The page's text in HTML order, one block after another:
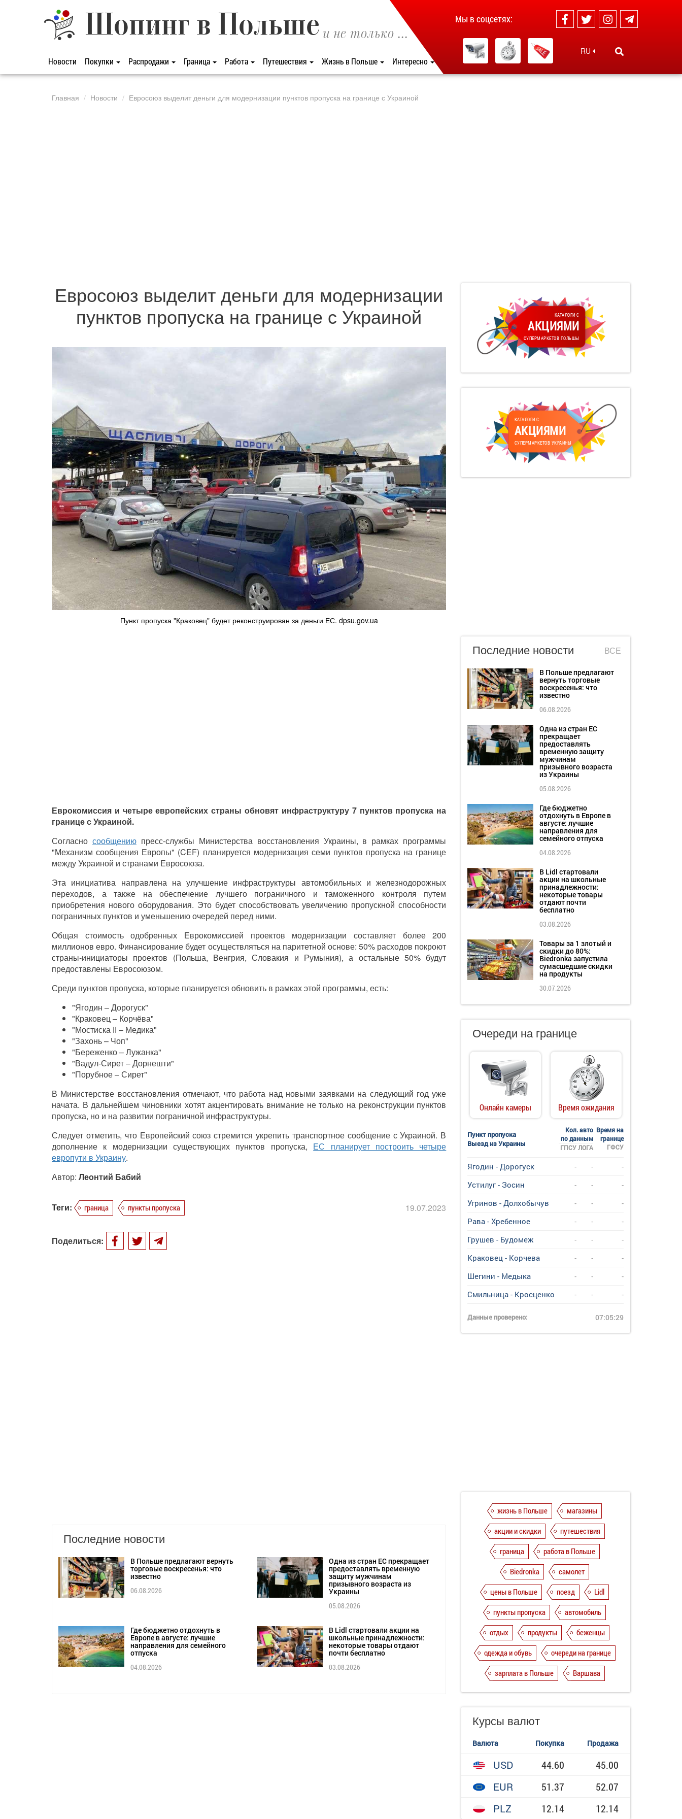
Шопинг в Польше и не только ...
Новости Покупки Распродажи Граница Работа Путешествия Жизнь в Польше Интересно
Мы в соцсетях:
RU
Главная Новости Евросоюз выделит деньги для модернизации пунктов пропуска на границе с Украиной
Евросоюз выделит деньги для модернизации
пунктов пропуска на границе с Украиной
Пункт пропуска "Краковец" будет реконструирован за деньги ЕС. dpsu.gov.ua
Еврокомиссия и четыре европейских страны обновят инфраструктуру 7 пунктов пропуска на
границе с Украиной.
Согласно сообщениюпресс-службы Министерства восстановления Украины, в рамках программы
"Механизм сообщения Европы" (CEF) планируется модернизация семи пунктов пропуска на границе
между Украиной и странами Евросоюза.
Эта инициатива направлена на улучшение инфраструктуры автомобильных и железнодорожных
переходов, а также на обеспечение лучшего пограничного и таможенного контроля путем
приобретения нового оборудования. Это будет способствовать увеличению пропускной способности
пограничных пунктов и уменьшению очередей перед ними.
Общая стоимость одобренных Еврокомиссией проектов модернизации составляет более 200
миллионов евро. Финансирование будет осуществляться на паритетной основе: 50% расходов покроют
страны-инициаторы проектов (Польша, Венгрия, Словакия и Румыния), а остальные 50% будут
предоставлены Евросоюзом.
Среди пунктов пропуска, которые планируется обновить в рамках этой программы, есть:
"Ягодин – Дорогуск"
"Краковец – Корчёва"
"Мостиска ІІ – Медика"
"Захонь – Чоп"
"Береженко – Лужанка"
"Вадул-Сирет – Дорнешти"
"Порубное – Сирет"
В Министерстве восстановления отмечают, что работа над новыми заявками на следующий год уже
начата. В дальнейшем чиновники хотят акцентировать внимание не только на реконструкции пунктов
пропуска, но и на развитии пограничной инфраструктуры.
Следует отметить, что Европейский союз стремится укрепить транспортное сообщение с Украиной. В
дополнение к модернизации существующих пунктов пропуска, ЕС планирует построить четыре
европути в Украину.
Автор: Леонтий Бабий
Теги: граница пункты пропуска 19.07.2023
Поделиться:
Последние новости
В Польше предлагают вернуть
торговые воскресенья: что
известно
06.08.2026
Одна из стран ЕС прекращает
предоставлять временную
защиту мужчинам
призывного возраста из
Украины
05.08.2026
Где бюджетно отдохнуть в
Европе в августе: лучшие
направления для семейного
отпуска
04.08.2026
В Lidl стартовали акции на
школьные принадлежности:
некоторые товары отдают
почти бесплатно
03.08.2026
КАТАЛОГИ С
АКЦИЯМИ
СУПЕРМАРКЕТОВ ПОЛЬШЫ
КАТАЛОГИ С
АКЦИЯМИ
СУПЕРМАРКЕТОВ УКРАИНЫ
Последние новости ВСЕ
В Польше предлагают
вернуть торговые
воскресенья: что
известно
06.08.2026
Одна из стран ЕС
прекращает
предоставлять
временную защиту
мужчинам
призывного возраста
из Украины
05.08.2026
Где бюджетно
отдохнуть в Европе в
августе: лучшие
направления для
семейного отпуска
04.08.2026
В Lidl стартовали
акции на школьные
принадлежности:
некоторые товары
отдают почти
бесплатно
03.08.2026
Товары за 1 злотый и
скидки до 80%:
Biedronka запустила
сумасшедшие скидки
на продукты
30.07.2026
Очереди на границе
Онлайн камеры Время ожидания
Пункт пропуска
Выезд из Украины
Кол. авто
по данным
Время на
границе
ГФСУ
ГПСУ ЛОГА
Ягодин - Дорогуск - -
-
Устилуг - Зосин
- -
-
Угринов - Долхобычув
- -
-
Рава - Хребенное
- -
-
Грушев - Будомеж
- -
-
Краковец - Корчева
- -
-
Шегини - Медыка
- -
-
Смильница - Кросценко
- - -
Данные проверено: 07:05:29
жизнь в Польше
магазины
акции и скидки
путешествия
граница
работа в Польше
Biedronka
самолет
цены в Польше
поезд
Lidl
пункты пропуска
автомобиль
отдых
продукты
беженцы
одежда и обувь
очереди на границе
зарплата в Польше
Варшава
Курсы валют
Валюта Покупка Продажа
USD 44.60
45.00
EUR
51.37
52.07
PLZ
12.14 12.14